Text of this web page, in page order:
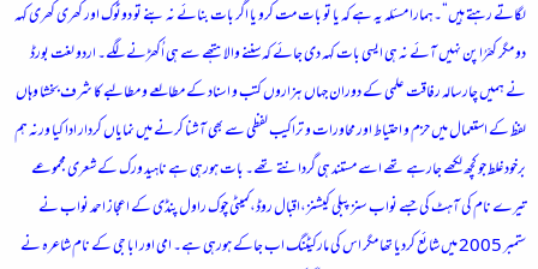
لگاتے رہتے ہیں“۔ہمارا مسئلہ یہ ہے کہ یا تو بات مت کرو یا اگر بات بنائے نہ بنے تو دوٹوک اور کھری کھری کہہ
دو مگر کھُرّا پن نہیں آئے نہ ہی ایسی بات کہہ دی جائے کہ سننے والا ہتھے سے ہی اُکھڑنے لگے۔ اردو لغت بورڈ
نے ہمیں چار سالہ رفاقت علمی کے دوران جہاں ہزاروں کتب و اسناد کے مطالعے و مطالبے کا شرف بخشا وہاں
لفظ کے استعمال میں حزم و احتیاط اور محاورات و تراکیب لفظی سے بھی آشنا کرنے میں نمایاں کردار ادا کیا ورنہ ہم
برخودغلط جو کچھ لکھے جارہے تھے اسے مستند ہی گردانتے تھے۔ بات ہورہی ہے ناہید ورک کے شعری مجموعے
تیرے نام کی آہٹ کی جسے نواب سنز پبلی کیشنز،اقبال روڈ،کمیٹی چوک راول پنڈی کے اعجاز احمد نواب نے
ستمبر 2005 میں شائع کردیا تھا مگر اس کی مارکیٹنگ اب جاکے ہورہی ہے۔ امی اور ابا جی کے نام شاعرہ نے